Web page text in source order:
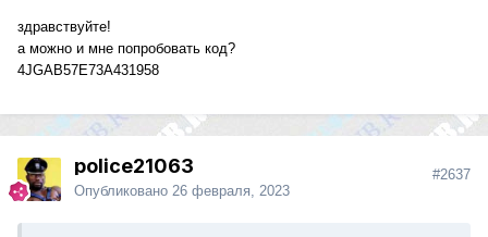
здравствуйте!
а можно и мне попробовать код?
4JGAB57E73A431958
police21063
Опубликовано 26 февраля, 2023
#2637